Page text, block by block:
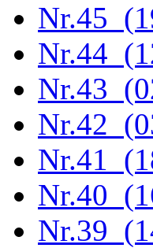
Nr.45
Nr.44
Nr.43
Nr.42
Nr.41
Nr.40
Nr.39